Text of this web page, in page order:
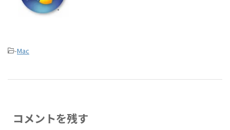
-Mac
コメントを残す